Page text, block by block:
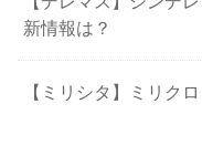
新情報は？
【ミリシタ】ミリク